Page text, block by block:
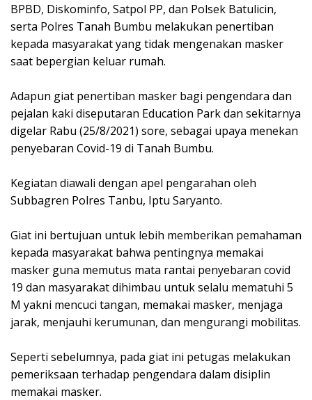
BPBD, Diskominfo, Satpol PP, dan Polsek Batulicin,
serta Polres Tanah Bumbu melakukan penertiban
kepada masyarakat yang tidak mengenakan masker
saat bepergian keluar rumah.
Adapun giat penertiban masker bagi pengendara dan
pejalan kaki diseputaran Education Park dan sekitarnya
digelar Rabu (25/8/2021) sore, sebagai upaya menekan
penyebaran Covid-19 di Tanah Bumbu.
Kegiatan diawali dengan apel pengarahan oleh
Subbagren Polres Tanbu, Iptu Saryanto.
Giat ini bertujuan untuk lebih memberikan pemahaman
kepada masyarakat bahwa pentingnya memakai
masker guna memutus mata rantai penyebaran covid
19 dan masyarakat dihimbau untuk selalu mematuhi 5
M yakni mencuci tangan, memakai masker, menjaga
jarak, menjauhi kerumunan, dan mengurangi mobilitas.
Seperti sebelumnya, pada giat ini petugas melakukan
pemeriksaan terhadap pengendara dalam disiplin
memakai masker.